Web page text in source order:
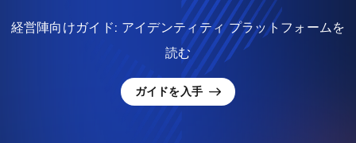
経営陣向けガイド: アイデンティティ プラットフォームを
読む
ガイドを入手